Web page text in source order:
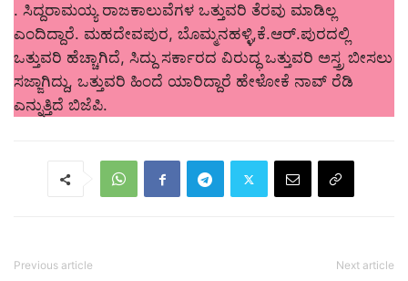
. ಸಿದ್ದರಾಮಯ್ಯ ರಾಜಕಾಲುವೆಗಳ ಒತ್ತುವರಿ ತೆರವು ಮಾಡಿಲ್ಲ
ಎಂದಿದ್ದಾರೆ. ಮಹದೇವಪುರ, ಬೊಮ್ಮನಹಳ್ಳಿ,ಕೆ.ಆರ್.ಪುರದಲ್ಲಿ
ಒತ್ತುವರಿ ಹೆಚ್ಚಾಗಿದೆ, ಸಿದ್ದು ಸರ್ಕಾರದ ವಿರುದ್ಧ ಒತ್ತುವರಿ ಅಸ್ತ್ರ ಬೀಸಲು
ಸಜ್ಜಾಗಿದ್ದು, ಒತ್ತುವರಿ ಹಿಂದೆ ಯಾರಿದ್ದಾರೆ ಹೇಳೋಕೆ ನಾವ್​ ರೆಡಿ
ಎನ್ನುತ್ತಿದೆ ಬಿಜೆಪಿ.
Previous article Next article